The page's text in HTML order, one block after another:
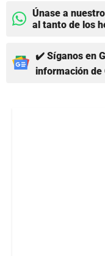
Únase a
al tanto de los
✔️ Síganos en
información de